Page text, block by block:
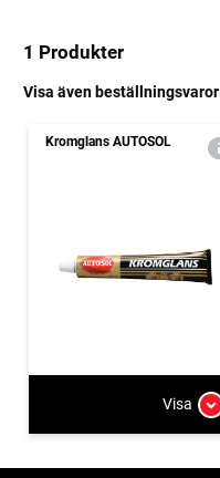
1 Produkter
Visa även beställningsvaror
Kromglans AUTOSOL
Visa